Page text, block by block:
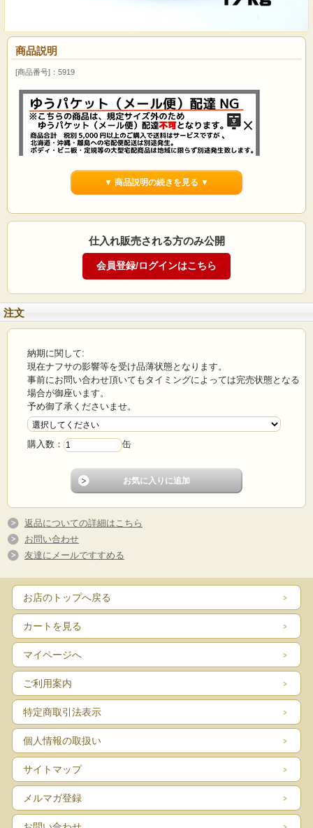
商品説明
[商品番号]：5919
ハイスポット M-10N 17kg
※※こちらは大型宅配商品となります。複数個ご希望の場合は、1個ずつのご注
文をお入れ下さいますようお願い申し上げます。※※
洗浄力に優れ無理なく汚れを落とすので繊維を傷めません。
ハイスポットM-8の改良型で更に洗浄力、臭気の問題、乾燥性を強調しました。
業もスムーズに出来ます。 今一番好評を得ている商品です。
《業務用染み抜きガン 本体》
5965：
ソルビーガン ボトル式
《業務用染み抜き液》
商品番号5950：
ソルビー201D 16kg
5955：
ソルビー201D 4kg
▼ 商品説明の続きを見る ▼
仕入れ販売される方のみ公開
注文
納期に関して:
現在ナフサの影響等を受け品薄状態となります。
事前にお問い合わせ頂いてもタイミングによっては完売状態となる
場合が御座います。
予め御了承くださいませ。
購入数： 缶
返品についての詳細はこちら
お問い合わせ
友達にメールですすめる
お店のトップへ戻る
カートを見る
マイページへ
ご利用案内
特定商取引法表示
個人情報の取扱い
サイトマップ
メルマガ登録